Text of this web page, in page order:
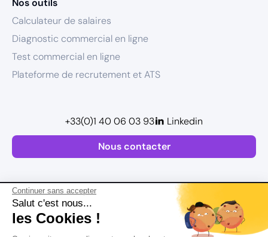
Continuer sans accepter
Salut c'est nous...
les Cookies !
Nos outils
Calculateur de salaires
Diagnostic commercial en ligne
Test commercial en ligne
Plateforme de recrutement et ATS
Nous contacter
+33(0)1 40 06 03 93 Linkedin